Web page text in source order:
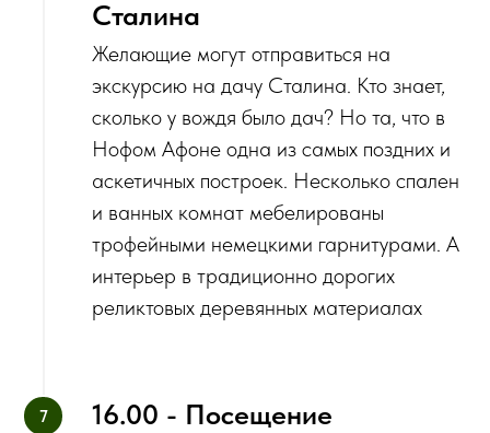
Сталина
Желающие могут отправиться на
экскурсию на дачу Сталина. Кто знает,
сколько у вождя было дач? Но та, что в
Нофом Афоне одна из самых поздних и
аскетичных построек. Несколько спален
и ванных комнат мебелированы
трофейными немецкими гарнитурами. А
интерьер в традиционно дорогих
реликтовых деревянных материалах
16.00 - Посещение